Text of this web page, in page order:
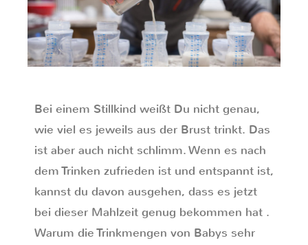
Bei einem Stillkind weißt Du nicht genau,
wie viel es jeweils aus der Brust trinkt. Das
ist aber auch nicht schlimm. Wenn es nach
dem Trinken zufrieden ist und entspannt ist,
kannst du davon ausgehen, dass es jetzt
bei dieser Mahlzeit genug bekommen hat .
Warum die Trinkmengen von Babys sehr